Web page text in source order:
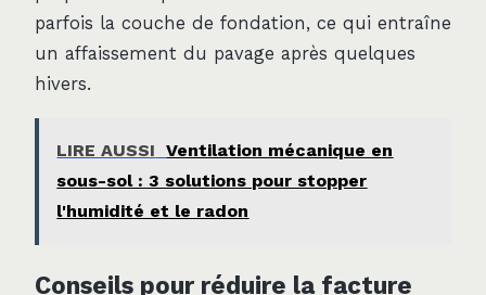
parfois la couche de fondation, ce qui entraîne
un affaissement du pavage après quelques
hivers.
LIRE AUSSI
Ventilation mécanique en
sous-sol : 3 solutions pour stopper
l'humidité et le radon
Conseils pour réduire la facture